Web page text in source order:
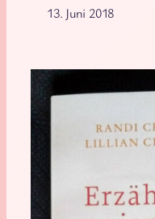
13. Juni 2018